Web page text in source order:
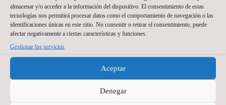
almacenar y/o acceder a la información del dispositivo. El consentimiento de estas
tecnologías nos permitirá procesar datos como el comportamiento de navegación o las
identificaciones únicas en este sitio. No consentir o retirar el consentimiento, puede
afectar negativamente a ciertas características y funciones.
Gestionar los servicios
Aceptar
Denegar
PATROCINADOR PRINCIPAL